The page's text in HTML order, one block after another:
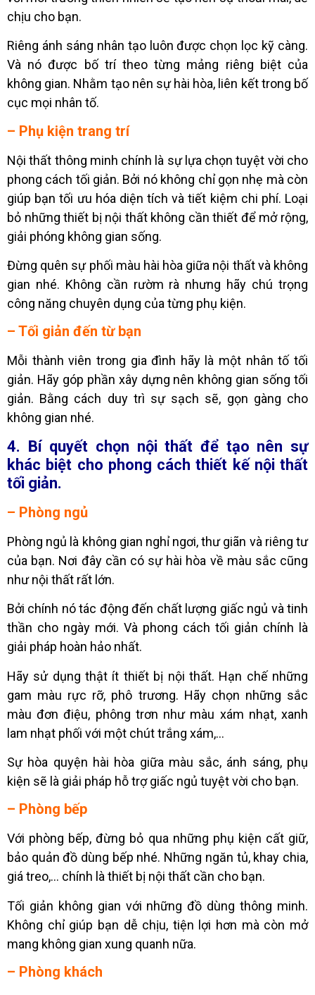
chịu cho bạn.
Riêng ánh sáng nhân tạo luôn được chọn lọc kỹ càng.
Và nó được bố trí theo từng mảng riêng biệt của
không gian. Nhằm tạo nên sự hài hòa, liên kết trong bố
cục mọi nhân tố.
– Phụ kiện trang trí
Nội thất thông minh chính là sự lựa chọn tuyệt vời cho
phong cách tối giản. Bởi nó không chỉ gọn nhẹ mà còn
giúp bạn tối ưu hóa diện tích và tiết kiệm chi phí. Loại
bỏ những thiết bị nội thất không cần thiết để mở rộng,
giải phóng không gian sống.
Đừng quên sự phối màu hài hòa giữa nội thất và không
gian nhé. Không cần rườm rà nhưng hãy chú trọng
công năng chuyên dụng của từng phụ kiện.
– Tối giản đến từ bạn
Mỗi thành viên trong gia đình hãy là một nhân tố tối
giản. Hãy góp phần xây dựng nên không gian sống tối
giản. Bằng cách duy trì sự sạch sẽ, gọn gàng cho
không gian nhé.
4. Bí quyết chọn nội thất để tạo nên sự
khác biệt cho phong cách thiết kế nội thất
tối giản.
– Phòng ngủ
Phòng ngủ là không gian nghỉ ngơi, thư giãn và riêng tư
của bạn. Nơi đây cần có sự hài hòa về màu sắc cũng
như nội thất rất lớn.
Bởi chính nó tác động đến chất lượng giấc ngủ và tinh
thần cho ngày mới. Và phong cách tối giản chính là
giải pháp hoàn hảo nhất.
Hãy sử dụng thật ít thiết bị nội thất. Hạn chế những
gam màu rực rỡ, phô trương. Hãy chọn những sắc
màu đơn điệu, phông trơn như màu xám nhạt, xanh
lam nhạt phối với một chút trắng xám,…
Sự hòa quyện hài hòa giữa màu sắc, ánh sáng, phụ
kiện sẽ là giải pháp hỗ trợ giấc ngủ tuyệt vời cho bạn.
– Phòng bếp
Với phòng bếp, đừng bỏ qua những phụ kiện cất giữ,
bảo quản đồ dùng bếp nhé. Những ngăn tủ, khay chia,
giá treo,… chính là thiết bị nội thất cần cho bạn.
Tối giản không gian với những đồ dùng thông minh.
Không chỉ giúp bạn dễ chịu, tiện lợi hơn mà còn mở
mang không gian xung quanh nữa.
– Phòng khách